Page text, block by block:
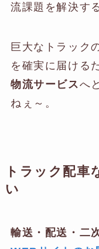
流課題を解決す
巨大なトラック
を確実に届ける
物流サービスへ
ねぇ～。
トラック配車
い
輸送・配送・二